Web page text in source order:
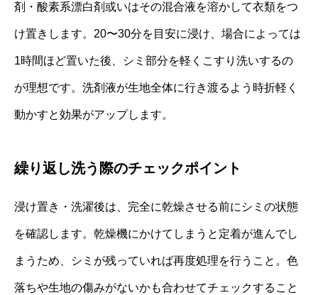
剤・酸素系漂白剤或いはその混合液を溶かして衣類をつ
け置きします。20〜30分を目安に浸け、場合によっては
1時間ほど置いた後、シミ部分を軽くこすり洗いするの
が理想です。洗剤液が生地全体に行き渡るよう時折軽く
動かすと効果がアップします。
繰り返し洗う際のチェックポイント
浸け置き・洗濯後は、完全に乾燥させる前にシミの状態
を確認します。乾燥機にかけてしまうと定着が進んでし
まうため、シミが残っていれば再度処理を行うこと。色
落ちや生地の傷みがないかも合わせてチェックすること